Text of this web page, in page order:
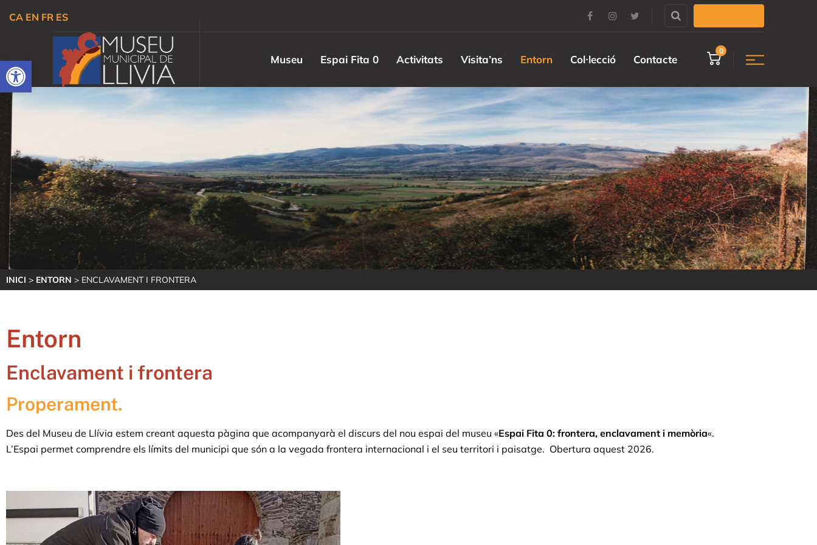
Obre la barra d'eines Museu Espai Fita 0 Activitats Visita’ns Entorn Col·lecció Contacte
0
INICI > ENTORN > ENCLAVAMENT I FRONTERA
Entorn
Enclavament i frontera
Properament.
Des del Museu de Llívia estem creant aquesta pàgina que acompanyarà el discurs del nou espai del museu «Espai Fita 0: frontera, enclavament i memòria«.
L’Espai permet comprendre els límits del municipi que són a la vegada frontera internacional i el seu territori i paisatge. Obertura aquest 2026.
CA EN FR ES